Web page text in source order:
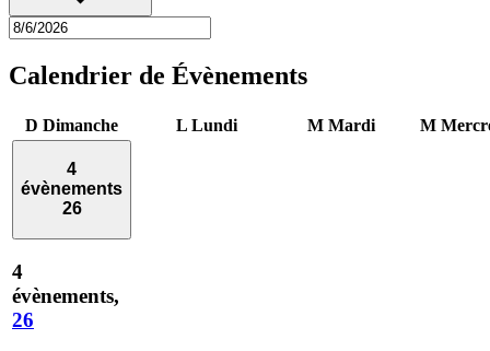
Calendrier de Évènements
D Dimanche L Lundi M Mardi M
4
évènements
26
4
évènements,
26